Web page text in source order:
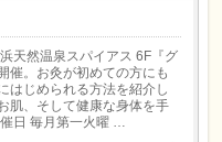
天然温泉スパイアス 6F『グ
催。お灸が初めての方にも
はじめられる方法を紹介し
肌、そして健康な身体を手
日 毎月第一火曜 …